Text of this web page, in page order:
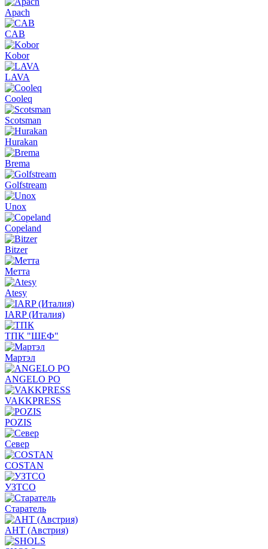
Apach
CAB
Kobor
LAVA
Cooleq
Scotsman
Hurakan
Brema
Golfstream
Unox
Copeland
Bitzer
Метта
Atesy
IARP (Италия)
ТПК "ШЕФ"
Мартэл
ANGELO PO
VAKKPRESS
POZIS
Север
COSTAN
УЗТСО
Старатель
АНТ (Австрия)